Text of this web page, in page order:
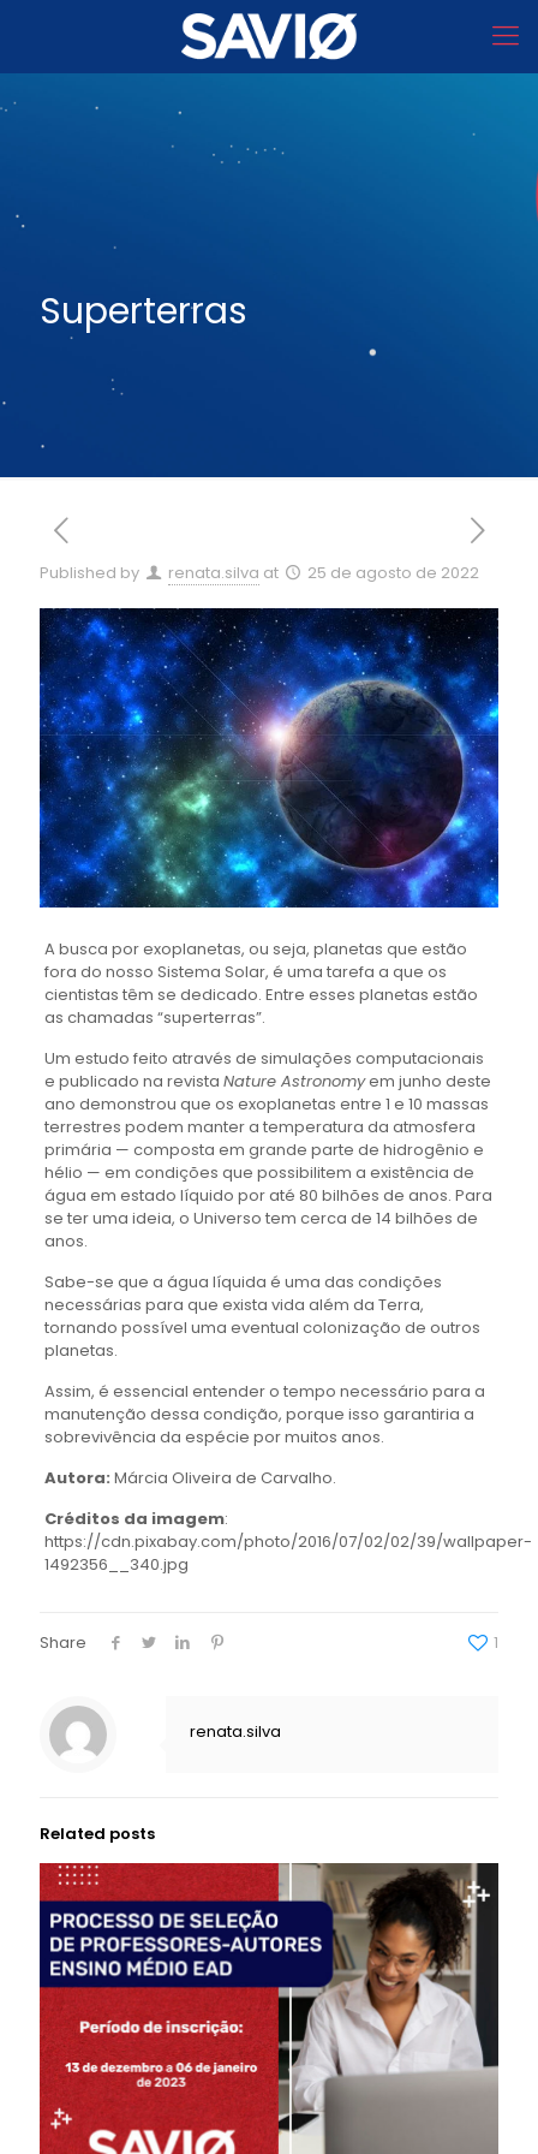
Superterras
Published by renata.silva at 25 de agosto de 2022
A busca por exoplanetas, ou seja, planetas que estão
fora do nosso Sistema Solar, é uma tarefa a que os
cientistas têm se dedicado. Entre esses planetas estão
as chamadas “superterras”.
Um estudo feito através de simulações computacionais
e publicado na revista Nature Astronomyem junho deste
ano demonstrou que os exoplanetas entre 1 e 10 massas
terrestres podem manter a temperatura da atmosfera
primária — composta em grande parte de hidrogênio e
hélio — em condições que possibilitem a existência de
água em estado líquido por até 80 bilhões de anos. Para
se ter uma ideia, o Universo tem cerca de 14 bilhões de
anos.
Sabe-se que a água líquida é uma das condições
necessárias para que exista vida além da Terra,
tornando possível uma eventual colonização de outros
planetas.
Assim, é essencial entender o tempo necessário para a
manutenção dessa condição, porque isso garantiria a
sobrevivência da espécie por muitos anos.
Autora: Márcia Oliveira de Carvalho.
Créditos da imagem:
https://cdn.pixabay.com/photo/2016/07/02/02/39/wallpaper-
1492356__340.jpg
Share 1
renata.silva
Related posts